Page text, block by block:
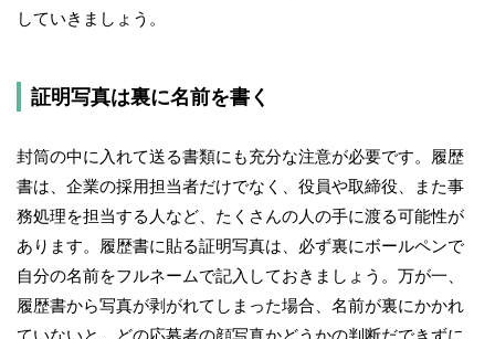
していきましょう。
証明写真は裏に名前を書く
封筒の中に入れて送る書類にも充分な注意が必要です。履歴
書は、企業の採用担当者だけでなく、役員や取締役、また事
務処理を担当する人など、たくさんの人の手に渡る可能性が
あります。履歴書に貼る証明写真は、必ず裏にボールペンで
自分の名前をフルネームで記入しておきましょう。万が一、
履歴書から写真が剥がれてしまった場合、名前が裏にかかれ